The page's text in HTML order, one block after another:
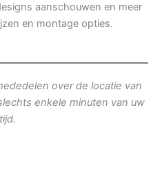
aanschouwen en meer
en montage opties.
over de locatie van
enkele minuten van uw
tijd.